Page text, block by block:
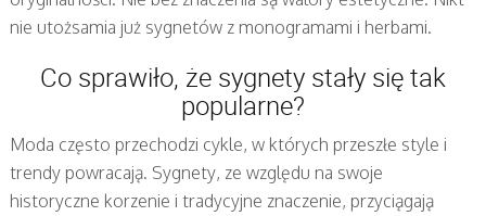
nie utożsamia już sygnetów z monogramami i herbami.
Co sprawiło, że sygnety stały się tak
popularne?
Moda często przechodzi cykle, w których przeszłe style i
trendy powracają. Sygnety, ze względu na swoje
historyczne korzenie i tradycyjne znaczenie, przyciągają